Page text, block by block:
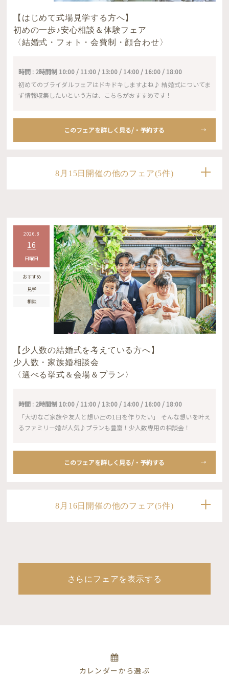
【はじめて式場見学する方へ】
初めの一歩♪安心相談＆体験フェア
〈結婚式・フォト・会費制・顔合わせ〉
時間 : 2時間制 10:00 / 11:00 / 13:00 / 14:00 / 16:00 / 18:00
初めてのブライダルフェアはドキドキしますよね♪ 結婚式についてま
ず情報収集したいという方は、こちらがおすすめです！
このフェアを詳しく見る/・予約する
8月15日開催の他のフェア(5件)
2026.8
16
日曜日
おすすめ
見学
相談
【少人数の結婚式を考えている方へ】
少人数・家族婚相談会
〈選べる挙式＆会場＆プラン〉
時間 : 2時間制 10:00 / 11:00 / 13:00 / 14:00 / 16:00 / 18:00
「大切なご家族や友人と想い出の1日を作りたい」 そんな想いを叶え
るファミリー婚が人気♪プランも豊富！少人数専用の相談会！
このフェアを詳しく見る/・予約する
8月16日開催の他のフェア(5件)
さらにフェアを表示する
カレンダーから選ぶ